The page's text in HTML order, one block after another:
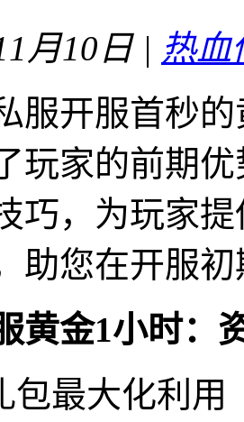
月10日 | 热血
服开服首秒
玩家的前期
巧，为玩家
助您在开服
黄金1小时：
包最大化利用